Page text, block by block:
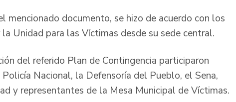
mencionado documento, se hizo de acuerdo con los
Unidad para las Víctimas desde su sede central.
del referido Plan de Contingencia participaron
Nacional, la Defensoría del Pueblo, el Sena,
y representantes de la Mesa Municipal de Víctimas.